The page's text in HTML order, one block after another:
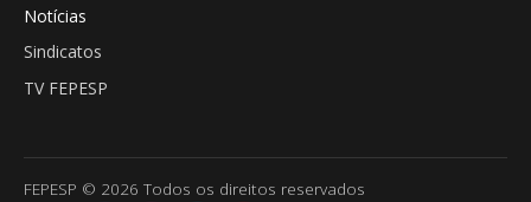
Notícias
Sindicatos
TV FEPESP
FEPESP © 2026 Todos os direitos reservados